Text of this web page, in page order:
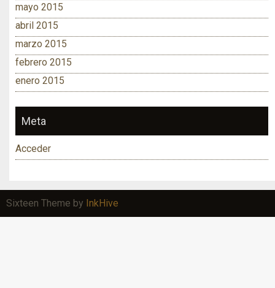
mayo 2015
abril 2015
marzo 2015
febrero 2015
enero 2015
Meta
Acceder
Sixteen Theme by InkHive